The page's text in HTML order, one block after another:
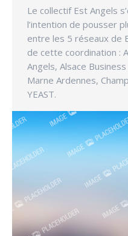
Le collectif Est Angels
l’intention de pousser
entre les 5 réseaux de
de cette coordination :
Angels, Alsace
Marne Ardennes,
YEAST.